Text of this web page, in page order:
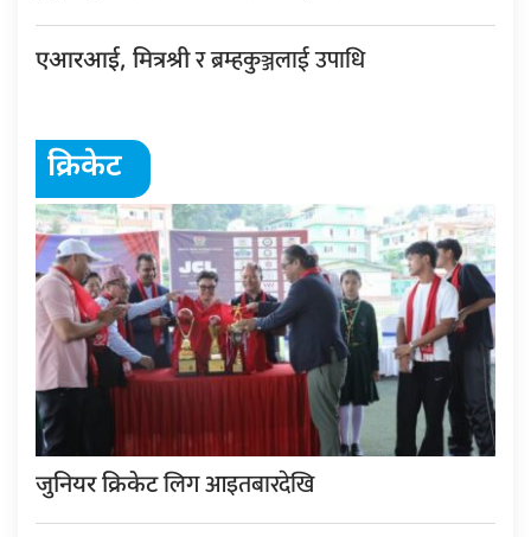
एआरआई, मित्रश्रीर ब्रम्हकुञ्जलाई उपाधि
क्रिकेट
जुनियर क्रिकेटलिग आइतबारदेखि